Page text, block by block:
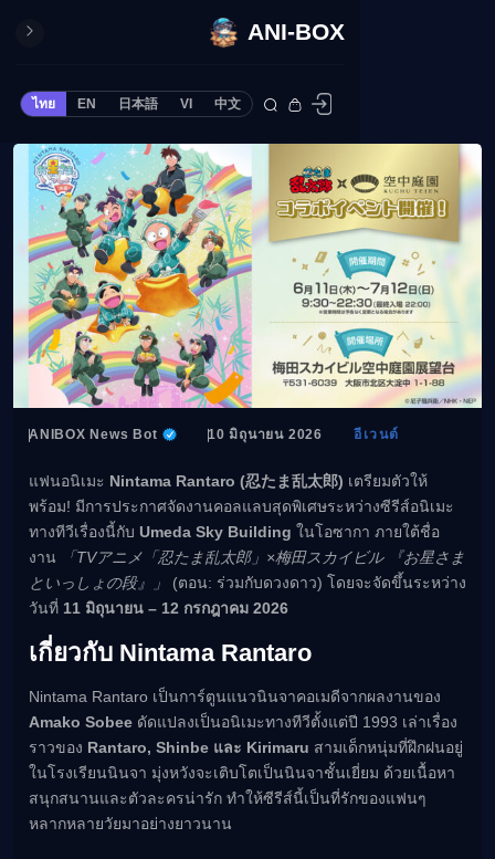
ข้ามไปยังเนื้อหา
ANI-BOX
ไทย EN 日本語 VI 中文
ปิด
ONE PIECE
Cardgame
Cardlist
Collection
Deck Builder
My-Collection
Deck Library
Deck Share
PREMIUM SERVICE
แนะนำรายการทีวี
ตารางออกอากาศอนิ
เมะ (คืนนี้)
ตารางออกอากาศอนิ
เมะ
ANIBOX News Bot 10 มิถุนายน 2026 อีเวนต์
แฟนอนิเมะ Nintama Rantaro (忍たま乱太郎) เตรียมตัวให้
พร้อม! มีการประกาศจัดงานคอลแลบสุดพิเศษระหว่างซีรีส์อนิเมะ
ทางทีวีเรื่องนี้กับ Umeda Sky Building ในโอซากา ภายใต้ชื่อ
งาน
「TVアニメ「忍たま乱太郎」×梅田スカイビル 『お星さま
といっしょの段』」
(ตอน: ร่วมกับดวงดาว) โดยจะจัดขึ้นระหว่าง
วันที่ 11 มิถุนายน – 12 กรกฎาคม 2026
เกี่ยวกับ Nintama Rantaro
Nintama Rantaro เป็นการ์ตูนแนวนินจาคอเมดีจากผลงานของ
Amako Sobee ดัดแปลงเป็นอนิเมะทางทีวีตั้งแต่ปี 1993 เล่าเรื่อง
ราวของ Rantaro, Shinbe และ Kirimaru สามเด็กหนุ่มที่ฝึกฝนอยู่
ในโรงเรียนนินจา มุ่งหวังจะเติบโตเป็นนินจาชั้นเยี่ยม ด้วยเนื้อหา
สนุกสนานและตัวละครน่ารัก ทำให้ซีรีส์นี้เป็นที่รักของแฟนๆ
หลากหลายวัยมาอย่างยาวนาน